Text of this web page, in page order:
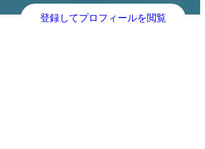
登録してプロフィールを閲覧